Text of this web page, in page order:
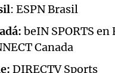
: ESPN Brasil
beIN SPORTS
Canada
DIRECTV Sports